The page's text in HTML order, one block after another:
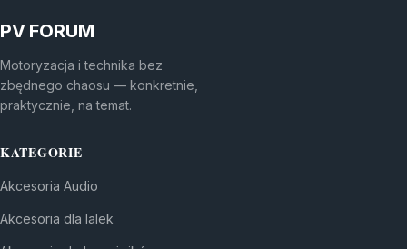
PV FORUM
Motoryzacja i technika bez
zbędnego chaosu — konkretnie,
praktycznie, na temat.
KATEGORIE
Akcesoria Audio
Akcesoria dla lalek